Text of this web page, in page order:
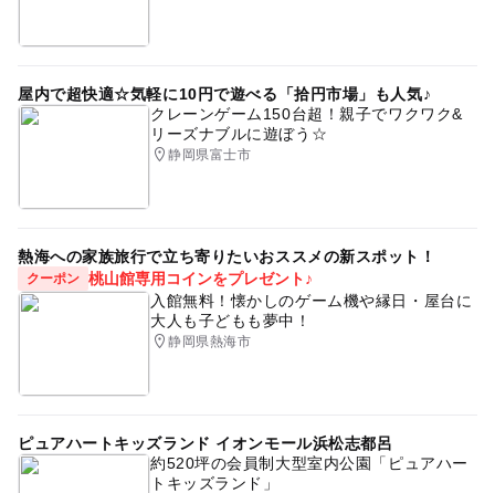
屋内で超快適☆気軽に10円で遊べる「拾円市場」も人気♪
クレーンゲーム150台超！親子でワクワク&
リーズナブルに遊ぼう☆
静岡県富士市
熱海への家族旅行で立ち寄りたいおススメの新スポット！
クーポン 桃山館専用コインをプレゼント♪
入館無料！懐かしのゲーム機や縁日・屋台に
大人も子どもも夢中！
静岡県熱海市
ピュアハートキッズランド イオンモール浜松志都呂
約520坪の会員制大型室内公園「ピュアハー
トキッズランド」